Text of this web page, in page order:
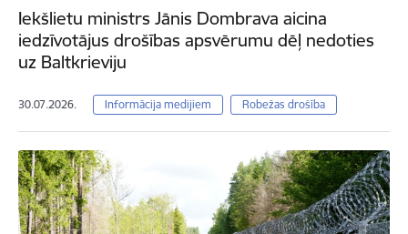
Iekšlietu ministrs Jānis Dombrava aicina
iedzīvotājus drošības apsvērumu dēļ nedoties
uz Baltkrieviju
30.07.2026. Informācija medijiem Robežas drošība